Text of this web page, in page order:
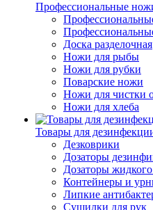
Профессиональные
Доска разделочная
Ножи для рыбы
Ножи для рубки
Поварские ножи
Ножи для чистки
Ножи для хлеба
Товары для
Дезковрики
Дозаторы
Дозаторы
Контейнеры и
Липкие
Сушилки для рук